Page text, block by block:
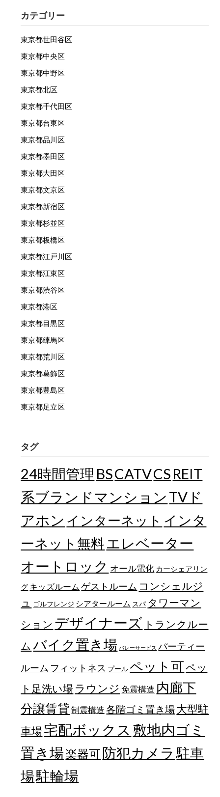
カテゴリー
東京都世田谷区
東京都中央区
東京都中野区
東京都北区
東京都千代田区
東京都台東区
東京都品川区
東京都墨田区
東京都大田区
東京都文京区
東京都新宿区
東京都杉並区
東京都板橋区
東京都江戸川区
東京都江東区
東京都渋谷区
東京都港区
東京都目黒区
東京都練馬区
東京都荒川区
東京都葛飾区
東京都豊島区
東京都足立区
タグ
24時間管理 BSCATVCS REIT
系ブランドマンション TVド
アホン インターネット インタ
ーネット無料エレベーター
オートロック オール電化 カーシェアリン
グ キッズルーム ゲストルーム コンシェルジ
ュ
ゴルフレンジ シアタールーム スパ タワーマン
ション デザイナーズ トランクルー
ム バイク置き場 バレーサービス パーティー
ルーム フィットネス プール ペット可ペッ
ト足洗い場 ラウンジ 免震構造 内廊下
分譲賃貸 制震構造 各階ゴミ置き場大型駐
車場宅配ボックス 敷地内ゴミ
置き場楽器可防犯カメラ 駐車
場駐輪場